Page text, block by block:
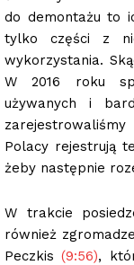
do demontażu to
tylko części z
wykorzystania.
W 2016 roku
używanych i
Polacy rejestrują
żeby następnie
W trakcie
również
Peczkis(9:56),